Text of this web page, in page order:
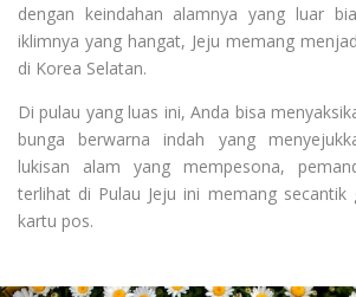
dengan keindahan alamnya yang luar
iklimnya yang hangat, Jeju memang
di Korea Selatan.
Di pulau yang luas ini, Anda bisa
bunga berwarna indah yang
lukisan alam yang mempesona,
terlihat di Pulau Jeju ini memang secantik
kartu pos.